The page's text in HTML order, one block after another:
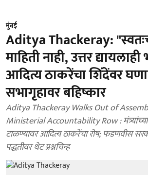
मुंबई
Aditya Thackeray:
माहिती नाही, उत्तर
आदित्य ठाकरेंचा शिंदेंवर
सभागृहावर बहिष्कार
Aditya Thackeray Walks Out of
Ministerial Accountability Row : मंत्र्यांच्या
टाळण्यावर आदित्य ठाकरेंचा रोष; फडणवीस
पद्धतीवर थेट प्रश्नचिन्ह